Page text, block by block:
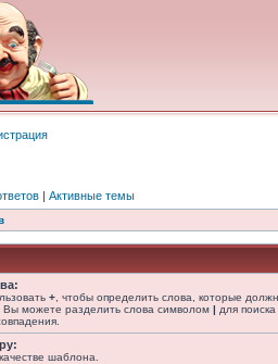
| Активные темы
+ , чтобы определить слова, которые
можете разделить слова символом | для
шаблона.